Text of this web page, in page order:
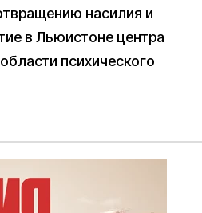
насилия и
в Льюистоне центра
психического